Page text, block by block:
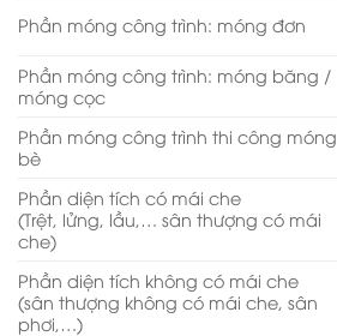
Phần móng công trình: móng đơn
Phần móng công trình: móng băng /
móng cọc
Phần móng công trình thi công móng
bè
Phần diện tích có mái che
(Trệt, lửng, lầu,… sân thượng có mái
che)
Phần diện tích không có mái che
(sân thượng không có mái che, sân
phơi,…)